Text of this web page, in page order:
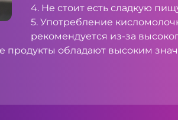
4. Не стоит есть сладкую
5. Употребление
рекомендуется из-за
продукты обладают высоким